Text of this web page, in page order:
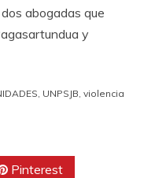
abogadas que
y
UNPSJB violencia
Pinterest